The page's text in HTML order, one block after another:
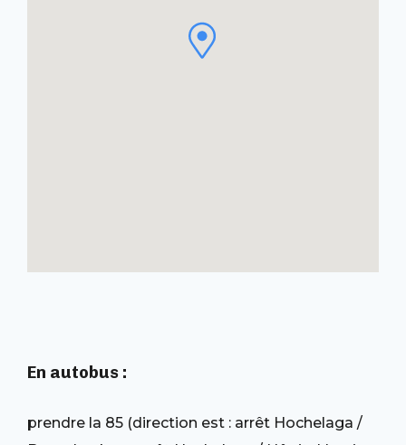
En autobus :
prendre la 85 (direction est : arrêt Hochelaga /